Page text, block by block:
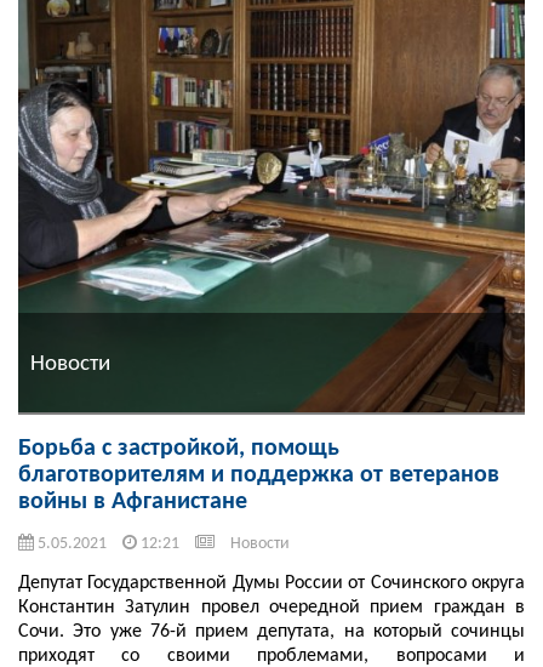
Новости
Борьба с застройкой, помощь
благотворителям и поддержка от ветеранов
войны в Афганистане
5.05.2021 12:21 Новости
Депутат Государственной Думы России от Сочинского округа
Константин Затулин провел очередной прием граждан в
Сочи. Это уже 76-й прием депутата, на который сочинцы
приходят со своими проблемами, вопросами и